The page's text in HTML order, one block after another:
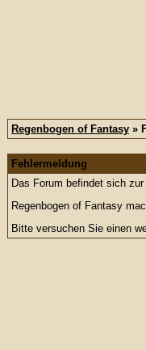
Regenbogen of Fantasy »
Fehlermeldung
Das Forum befindet sich
Regenbogen of Fantasy
Bitte versuchen Sie einen